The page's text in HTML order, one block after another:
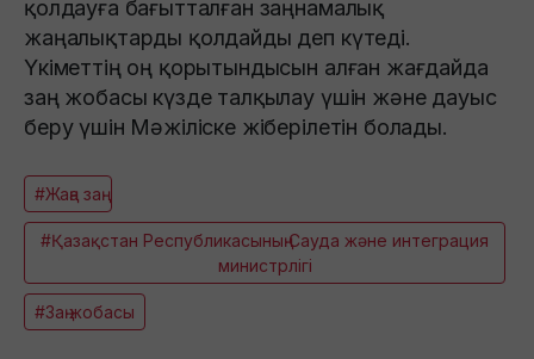
қолдауға бағытталған заңнамалық
жаңалықтарды қолдайды деп күтеді.
Үкіметтің оң қорытындысын алған жағдайда
заң жобасы күзде талқылау үшін және дауыс
беру үшін Мәжіліске жіберілетін болады.
#Жаңа заң
#Қазақстан Республикасының Сауда және интеграция
министрлігі
#Заң жобасы